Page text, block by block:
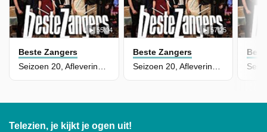
55:04
Beste Zangers
57:25
Beste Zangers
Telezien, je kijkt je ogen uit!